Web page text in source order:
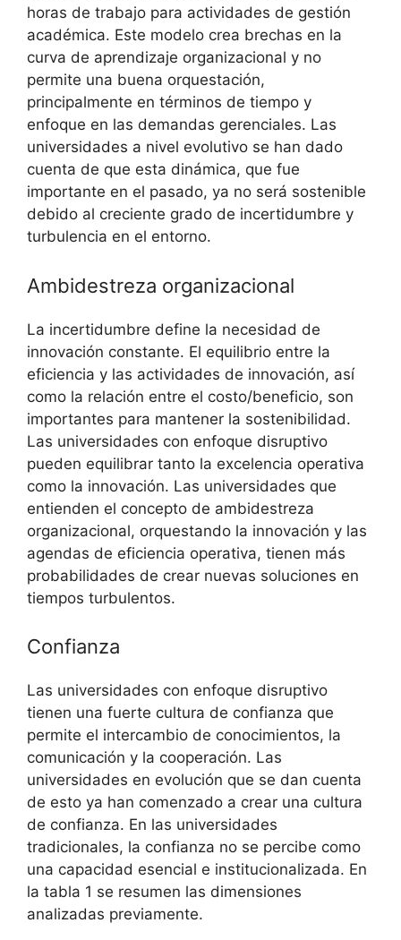
horas de trabajo para actividades de gestión
académica. Este modelo crea brechas en la
curva de aprendizaje organizacional y no
permite una buena orquestación,
principalmente en términos de tiempo y
enfoque en las demandas gerenciales. Las
universidades a nivel evolutivo se han dado
cuenta de que esta dinámica, que fue
importante en el pasado, ya no será sostenible
debido al creciente grado de incertidumbre y
turbulencia en el entorno.
Ambidestreza organizacional
La incertidumbre define la necesidad de
innovación constante. El equilibrio entre la
eficiencia y las actividades de innovación, así
como la relación entre el costo/beneficio, son
importantes para mantener la sostenibilidad.
Las universidades con enfoque disruptivo
pueden equilibrar tanto la excelencia operativa
como la innovación. Las universidades que
entienden el concepto de ambidestreza
organizacional, orquestando la innovación y las
agendas de eficiencia operativa, tienen más
probabilidades de crear nuevas soluciones en
tiempos turbulentos.
Confianza
Las universidades con enfoque disruptivo
tienen una fuerte cultura de confianza que
permite el intercambio de conocimientos, la
comunicación y la cooperación. Las
universidades en evolución que se dan cuenta
de esto ya han comenzado a crear una cultura
de confianza. En las universidades
tradicionales, la confianza no se percibe como
una capacidad esencial e institucionalizada. En
la tabla 1 se resumen las dimensiones
analizadas previamente.